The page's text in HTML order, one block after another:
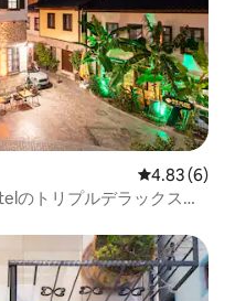
レビュー6
4.83 (6)
のトリプルデラックスル